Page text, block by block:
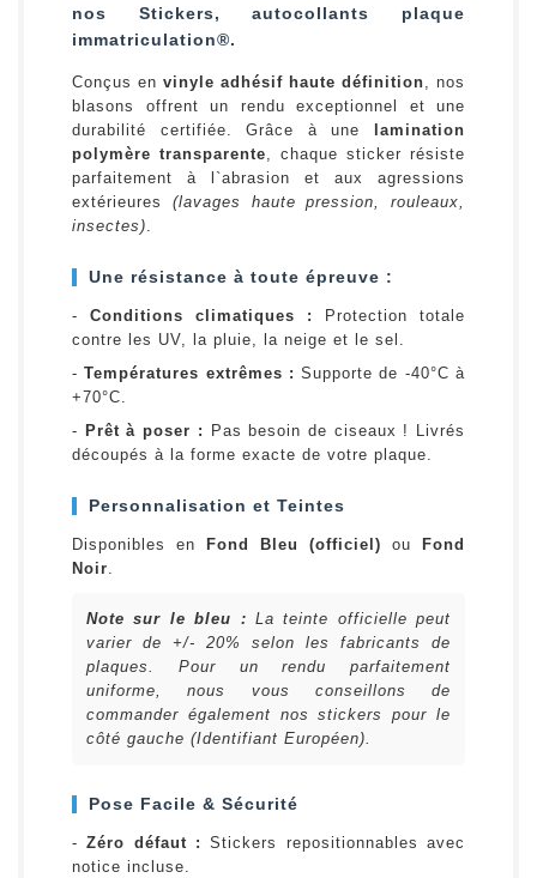
nos Stickers, autocollants plaque
immatriculation®.
Conçus en vinyle adhésif haute définition, nos
blasons offrent un rendu exceptionnel et une
durabilité certifiée. Grâce à une
lamination
polymère transparente, chaque sticker résiste
parfaitement à l`abrasion et aux agressions
extérieures (lavages haute pression, rouleaux,
insectes).
Une résistance à toute épreuve :
- Conditions climatiques :
Protection totale
contre les UV, la pluie, la neige et le sel.
-Températures extrêmes : Supporte de -40°C à
+70°C.
- Prêt à poser :
Pas besoin de ciseaux ! Livrés
découpés à la forme exacte de votre plaque.
Personnalisation et Teintes
Disponibles en Fond Bleu (officiel) ou
Fond
Noir.
Note sur le bleu : La teinte officielle peut
varier de +/- 20% selon les fabricants de
plaques. Pour un rendu parfaitement
uniforme, nous vous conseillons de
commander également nos stickers pour le
côté gauche (Identifiant Européen).
Pose Facile & Sécurité
-Zéro défaut : Stickers repositionnables avec
notice incluse.